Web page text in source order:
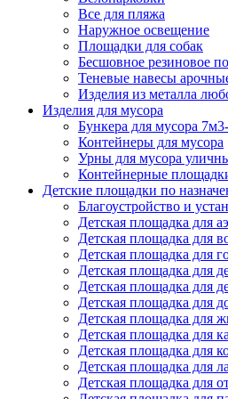
Все для пляжа
Наружное освещение
Площадки для собак
Бесшовное резиновое
Теневые навесы
Изделия из металла
Изделия для мусора
Бункера для мусора
Контейнеры для мусора
Урны для мусора
Контейнерные
Детские площадки по
Благоустройство и
Детская площадка для
Детская площадка для
Детская площадка для
Детская площадка для
Детская площадка для
Детская площадка для
Детская площадка для
Детская площадка для
Детская площадка для
Детская площадка для
Детская площадка для